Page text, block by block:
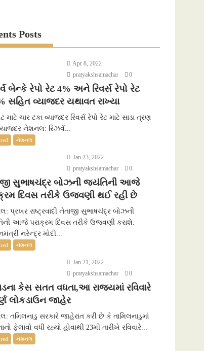
Posts
Apr 8, 2022
pratyakshsamachar
0
બેન્કે રેપો રેટ 4% અને રિવર્સ રેપો રેટ
સહિત વ્યાજદર યથાવત રાખ્યા
માટે ચાર ટકા વ્યાજદર રિવર્સ રેપો રેટ માટે સાડા ત્રણ
નેશનલ: રિઝર્વ...
નેશનલ
Jan 23, 2022
pratyakshsamachar
0
સુભાષચંદ્ર બોઝની જયંતિની આજે
દિવસ તરીકે ઉજવણી થઈ રહી છે
પ્રખર રાષ્ટ્રવાદી નેતાજી સુભાષચંદ્ર બોઝની
આજે પરાક્રમ દિવસ તરીકે ઉજવણી કરાશે.
નરેન્દ્ર મોદી...
નેશનલ
Jan 21, 2022
pratyakshsamachar
0
કેસ સતત વધતા,આ રાજ્યમાં રવિવારે
લોકડાઉન જાહેર
તમિલનાડુ સરકારે જાહેરાત કરી છે કે તામિલનાડુમાં
ફેલાવો વધી રહ્યો હોવાથી 23મી તારીખે રવિવારે...
નેશનલ